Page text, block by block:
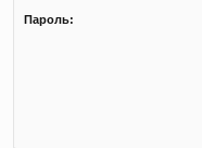
Пароль: